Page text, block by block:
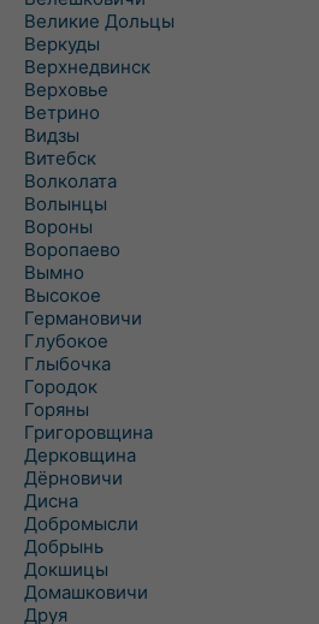
Великие Дольцы
Веркуды
Верхнедвинск
Верховье
Ветрино
Видзы
Витебск
Волколата
Волынцы
Вороны
Воропаево
Вымно
Высокое
Германовичи
Глубокое
Глыбочка
Городок
Горяны
Григоровщина
Дерковщина
Дёрновичи
Дисна
Добромысли
Добрынь
Докшицы
Домашковичи
Друя